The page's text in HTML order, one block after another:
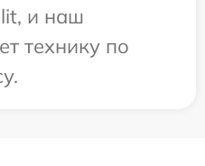
и наш
технику по